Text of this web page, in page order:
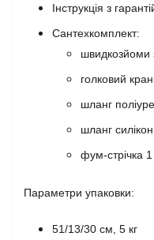
Інструкція з
Сантехкомплект:
швидкозйоми
голковий
шланг
шланг
фум-стрічка
Параметри упаковки:
51/13/30 см, 5 кг